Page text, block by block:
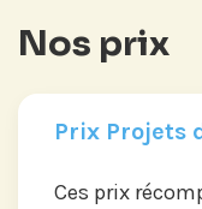
Nos prix
Prix Projets
Ces prix